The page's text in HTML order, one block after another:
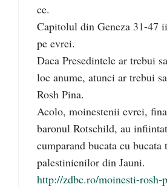
ce.
Capitolul din Geneza 31-47
pe evrei.
Daca Presedintele ar trebui
loc anume, atunci ar trebui
Rosh Pina.
Acolo, moinestenii evrei,
baronul Rotschild, au
cumparand bucata cu bucata
palestinienilor din Jauni.
http://zdbc.ro/moinesti-rosh-